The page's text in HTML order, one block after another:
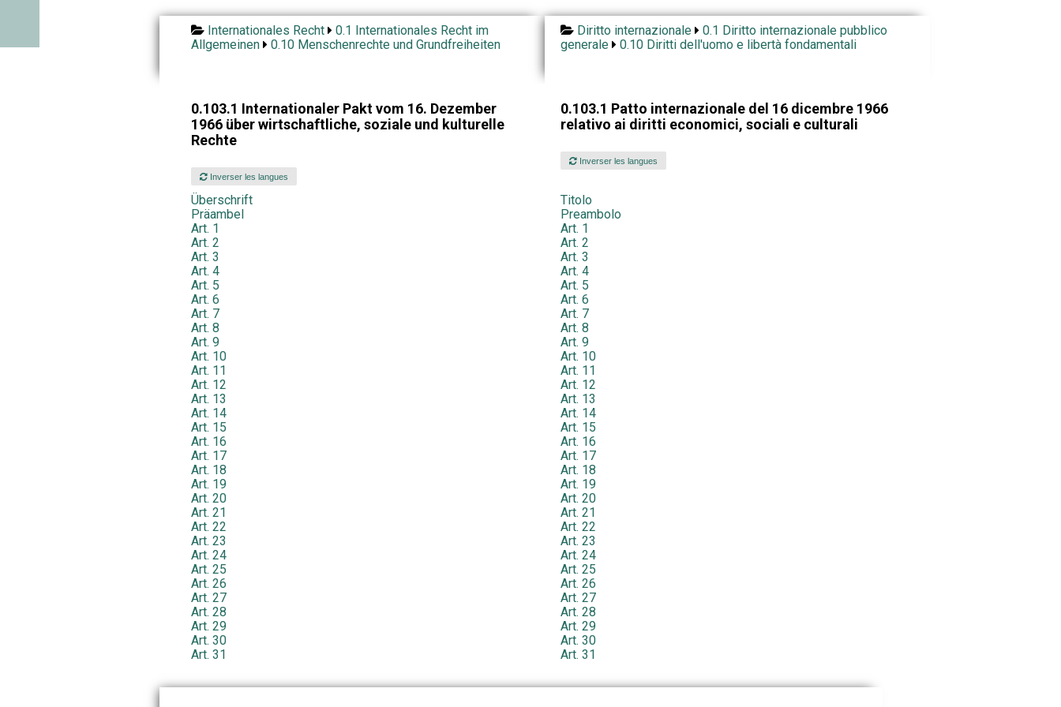
Internationales Recht
0.1 Internationales Recht im
Allgemeinen
0.10 Menschenrechte und Grundfreiheiten
Diritto internazionale
0.1 Diritto internazionale pubblico
generale
0.10 Diritti dell'uomo e libertà fondamentali
0.103.1 Internationaler Pakt vom 16. Dezember
1966 über wirtschaftliche, soziale und kulturelle
Rechte
Inverser les langues
0.103.1 Patto internazionale del 16 dicembre 1966
relativo ai diritti economici, sociali e culturali
Inverser les langues
Überschrift
Titolo
Präambel
Preambolo
Art. 1
Art. 1
Art. 2
Art. 2
Art. 3
Art. 3
Art. 4
Art. 4
Art. 5
Art. 5
Art. 6
Art. 6
Art. 7
Art. 7
Art. 8
Art. 8
Art. 9
Art. 9
Art. 10
Art. 10
Art. 11
Art. 11
Art. 12
Art. 12
Art. 13
Art. 13
Art. 14
Art. 14
Art. 15
Art. 15
Art. 16
Art. 16
Art. 17
Art. 17
Art. 18
Art. 18
Art. 19
Art. 19
Art. 20
Art. 20
Art. 21
Art. 21
Art. 22
Art. 22
Art. 23
Art. 23
Art. 24
Art. 24
Art. 25
Art. 25
Art. 26
Art. 26
Art. 27
Art. 27
Art. 28
Art. 28
Art. 29
Art. 29
Art. 30
Art. 30
Art. 31
Art. 31